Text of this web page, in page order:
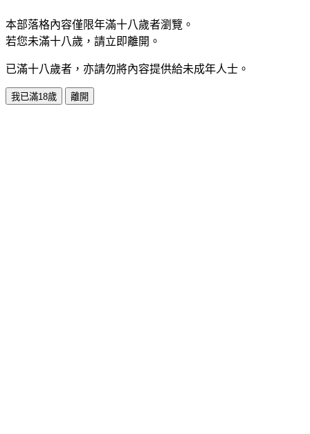
本部落格內容僅限年滿十八歲者瀏覽。
若您未滿十八歲，請立即離開。
已滿十八歲者，亦請勿將內容提供給未成年人士。
我已滿18歲 離開